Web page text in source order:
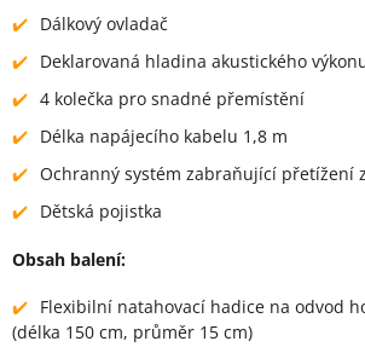
Dálkový ovladač
Deklarovaná hladina akustického
4 kolečka pro snadné přemístění
Délka napájecího kabelu 1,8 m
Ochranný systém zabraňující přetížení
Dětská pojistka
Obsah balení:
Flexibilní natahovací hadice na odvod
(délka 150 cm, průměr 15 cm)